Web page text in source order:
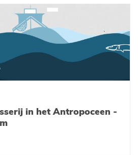
in het Antropoceen -